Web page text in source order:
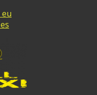
eu
es